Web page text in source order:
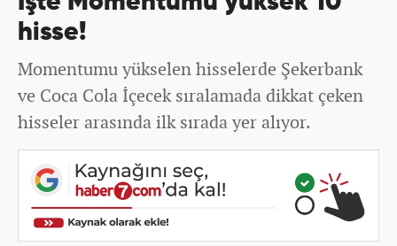
hisse!
Momentumu yükselen hisselerde Şekerbank
ve Coca Cola İçecek sıralamada dikkat çeken
hisseler arasında ilk sırada yer alıyor.